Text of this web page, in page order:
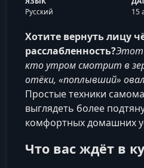
Русский
15
Хотите вернуть лицу
расслабленность?Этот
кто утром смотрит в
отёки, «поплывший»
Простые техники
выглядеть более
комфортных домашних
Что вас ждёт в